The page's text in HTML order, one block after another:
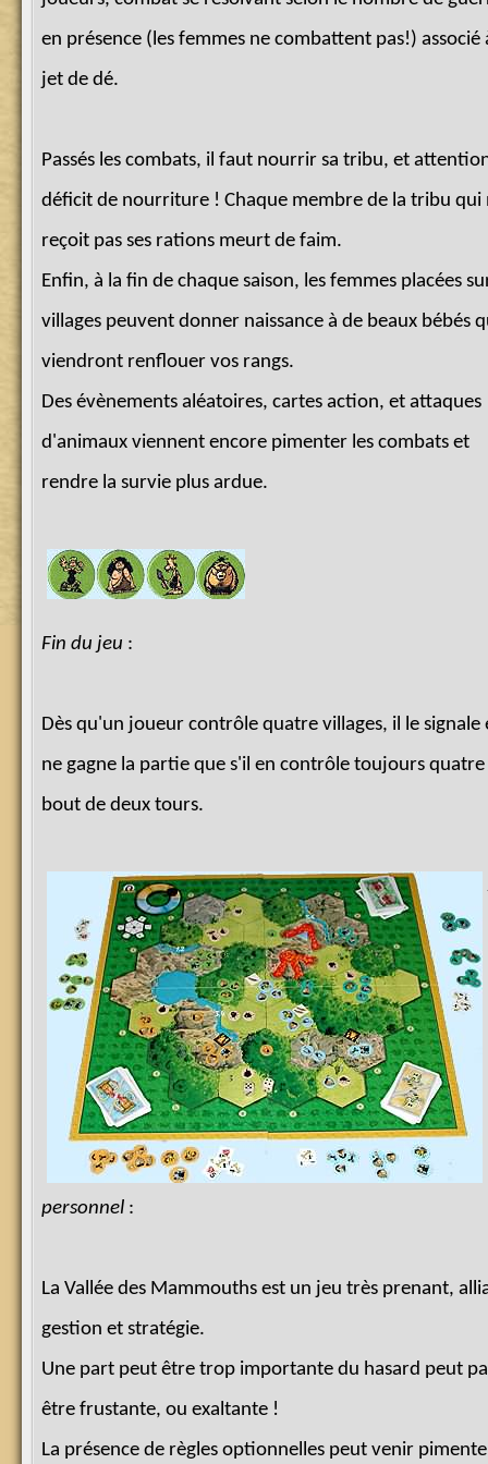
en présence (les femmes ne combattent pas!) associé
jet de dé.
Passés les combats, il faut nourrir sa tribu, et
déficit de nourriture ! Chaque membre de la tribu qui
reçoit pas ses rations meurt de faim.
Enfin, à la fin de chaque saison, les femmes placées
villages peuvent donner naissance à de beaux bébés
viendront renflouer vos rangs.
Des évènements aléatoires, cartes action, et attaques
d'animaux viennent encore pimenter les combats et
rendre la survie plus ardue.
Fin du jeu :
Dès qu'un joueur contrôle quatre villages, il le signale
ne gagne la partie que s'il en contrôle toujours quatre
bout de deux tours.
personnel :
La Vallée des Mammouths est un jeu très prenant,
gestion et stratégie.
Une part peut être trop importante du hasard peut
être frustante, ou exaltante !
La présence de règles optionnelles peut venir